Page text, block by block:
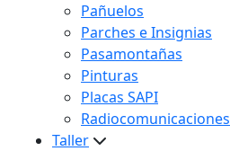
Pañuelos
Parches e Insignias
Pasamontañas
Pinturas
Placas SAPI
Radiocomunicaciones
Taller